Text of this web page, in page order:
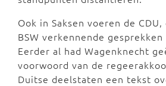
Ook in Saksen voeren de CDU,
BSW verkennende
Eerder al had Wagenknecht
voorwoord van de
Duitse deelstaten een tekst